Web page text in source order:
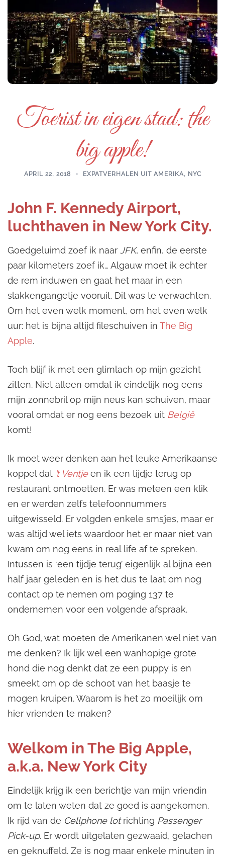
Toerist in eigen stad: the
big apple!
APRIL 22, 2018 EXPATVERHALEN UIT AMERIKA, NYC
John F. Kennedy Airport,
luchthaven in New York City.
Goedgeluimd zoef ik naar JFK, enfin, de eerste
paar kilometers zoef ik… Algauw moet ik echter
de rem induwen en gaat het maar in een
slakkengangetje vooruit. Dit was te verwachten.
Om het even welk moment, om het even welk
uur: het is bijna altijd fileschuiven in The Big
Apple.
Toch blijf ik met een glimlach op mijn gezicht
zitten. Niet alleen omdat ik eindelijk nog eens
mijn zonnebril op mijn neus kan schuiven, maar
vooral omdat er nog eens bezoek uit België
komt!
Ik moet weer denken aan het leuke Amerikaanse
koppel dat ’t Ventjeen ik een tijdje terug op
restaurant ontmoetten. Er was meteen een klik
en er werden zelfs telefoonnummers
uitgewisseld. Er volgden enkele sms’jes, maar er
was altijd wel iets waardoor het er maar niet van
kwam om nog eens in real life af te spreken.
Intussen is ‘een tijdje terug’ eigenlijk al bijna een
half jaar geleden en is het dus te laat om nog
contact op te nemen om poging 137 te
ondernemen voor een volgende afspraak.
Oh God, wat moeten de Amerikanen wel niet van
me denken? Ik lijk wel een wanhopige grote
hond die nog denkt dat ze een puppy is en
smeekt om op de schoot van het baasje te
mogen kruipen. Waarom is het zo moeilijk om
hier vrienden te maken?
Welkom in The Big Apple,
a.k.a. New York City
Eindelijk krijg ik een berichtje van mijn vriendin
om te laten weten dat ze goed is aangekomen.
Ik rijd van de Cellphone lotrichting Passenger
Pick-up. Er wordt uitgelaten gezwaaid, gelachen
en geknuffeld. Ze is nog maar enkele minuten in